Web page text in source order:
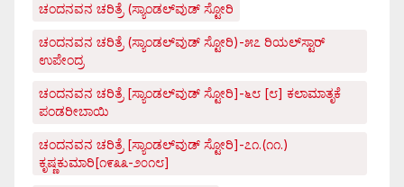
ಚಂದನವನ ಚರಿತ್ರೆ (ಸ್ಯಾಂಡಲ್‌ವುಡ್ ಸ್ಟೋರಿ
ಚಂದನವನ ಚರಿತ್ರೆ (ಸ್ಯಾಂಡಲ್‌ವುಡ್ ಸ್ಟೋರಿ)-೫೭ ರಿಯಲ್‌ಸ್ಟಾರ್
ಉಪೇಂದ್ರ
ಚಂದನವನ ಚರಿತ್ರೆ [ಸ್ಯಾಂಡಲ್‌ವುಡ್ ಸ್ಟೋರಿ]-೬೮ [೮] ಕಲಾಮಾತೃಕೆ
ಪಂಡರೀಬಾಯಿ
ಚಂದನವನ ಚರಿತ್ರೆ [ಸ್ಯಾಂಡಲ್‌ವುಡ್ ಸ್ಟೋರಿ]-೭೧.(೧೧.)
ಕೃಷ್ಣಕುಮಾರಿ[೧೯೩೩-೨೦೧೮]